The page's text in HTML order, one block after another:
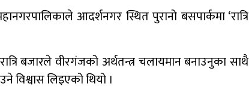
आदर्शनगर स्थित पुरानो बसपार्कमा ‘रात्रि
बजारले वीरगंजको अर्थतन्त्र चलायमान बनाउनुका साथै
विश्वास लिइएको थियो ।